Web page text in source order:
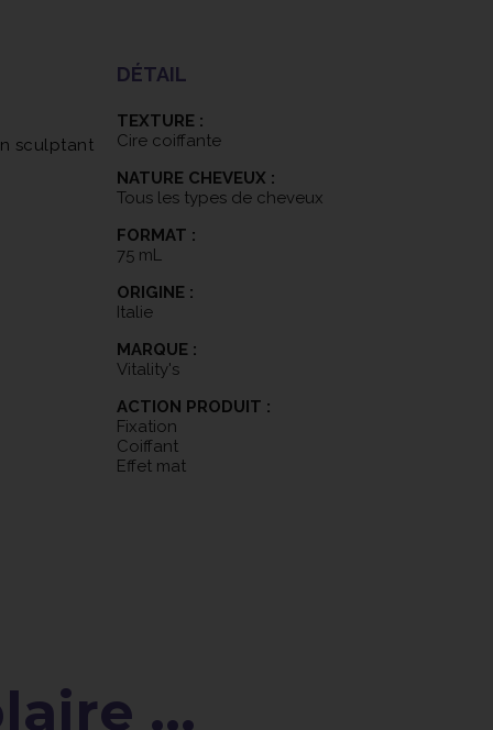
sculptant
DÉTAIL
TEXTURE :
Cire coiffante
NATURE CHEVEUX :
Tous les types de cheveux
FORMAT :
75 mL
ORIGINE :
Italie
MARQUE :
Vitality's
ACTION PRODUIT :
Fixation
Coiffant
Effet mat
...